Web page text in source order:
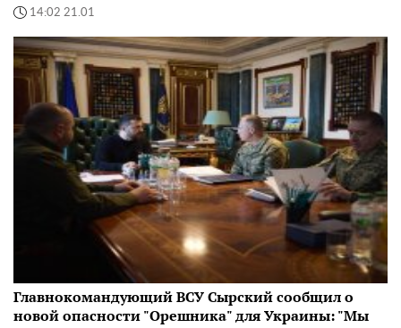
14:02 21.01
Главнокомандующий ВСУ Сырский сообщил о
новой опасности "Орешника" для Украины: "Мы